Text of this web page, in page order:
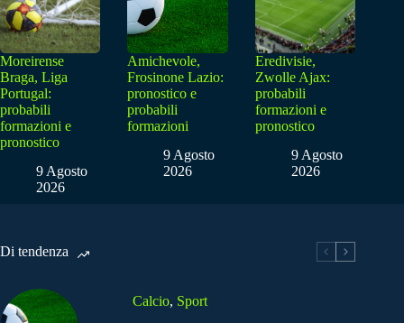
Moreirense
Braga, Liga
Portugal:
probabili
formazioni e
pronostico
9 Agosto
2026
Amichevole,
Frosinone Lazio:
pronostico e
probabili
formazioni
9 Agosto
2026
Eredivisie,
Zwolle Ajax:
probabili
formazioni e
pronostico
9 Agosto
2026
Di tendenza
Calcio, Sport